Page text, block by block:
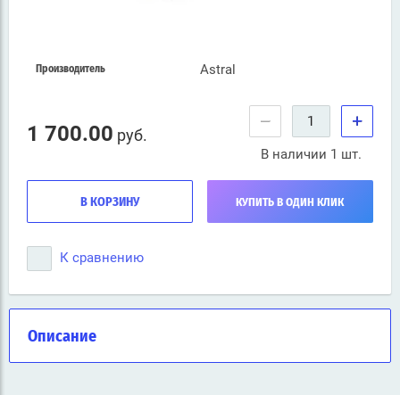
Производитель Astral
1 700.00 руб.
− +
В наличии 1 шт.
В КОРЗИНУ КУПИТЬ В ОДИН КЛИК
К сравнению
Описание